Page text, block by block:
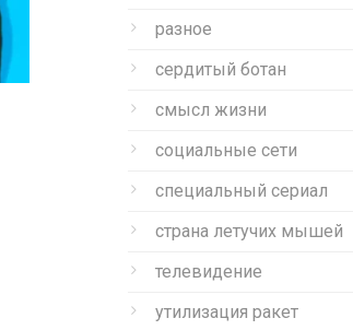
разное
сердитый ботан
смысл жизни
социальные сети
специальный сериал
страна летучих мышей
телевидение
утилизация ракет